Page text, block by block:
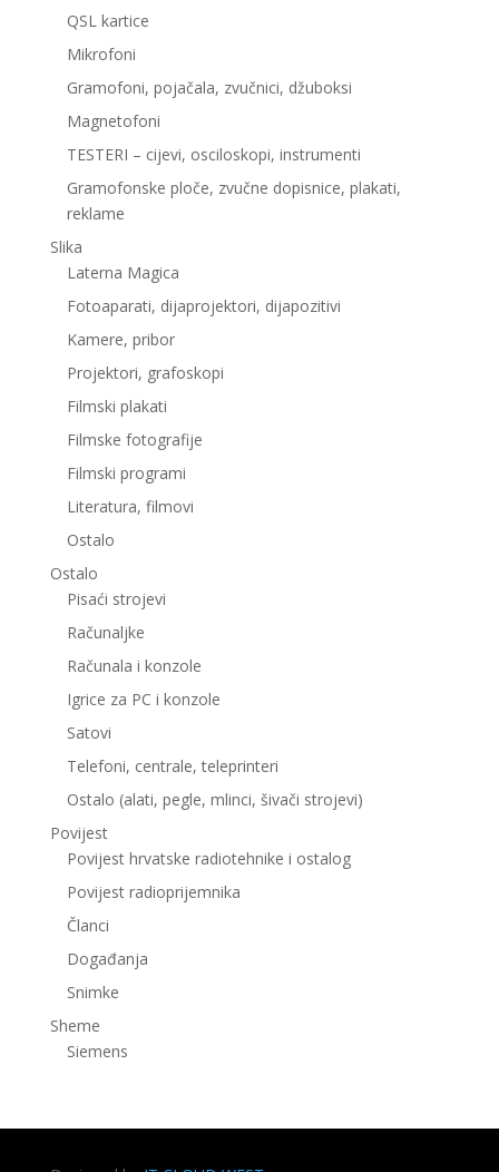
QSL kartice
Mikrofoni
Gramofoni, pojačala, zvučnici, džuboksi
Magnetofoni
TESTERI – cijevi, osciloskopi, instrumenti
Gramofonske ploče, zvučne dopisnice, plakati,
reklame
Slika
Laterna Magica
Fotoaparati, dijaprojektori, dijapozitivi
Kamere, pribor
Projektori, grafoskopi
Filmski plakati
Filmske fotografije
Filmski programi
Literatura, filmovi
Ostalo
Ostalo
Pisaći strojevi
Računaljke
Računala i konzole
Igrice za PC i konzole
Satovi
Telefoni, centrale, teleprinteri
Ostalo (alati, pegle, mlinci, šivači strojevi)
Povijest
Povijest hrvatske radiotehnike i ostalog
Povijest radioprijemnika
Članci
Događanja
Snimke
Sheme
Siemens